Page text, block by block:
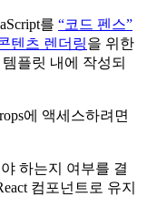
를 “코드 펜스”
텐츠 렌더링을 위한
플릿 내에 작성되
에 액세스하려면
하는지 여부를 결
컴포넌트로 유지